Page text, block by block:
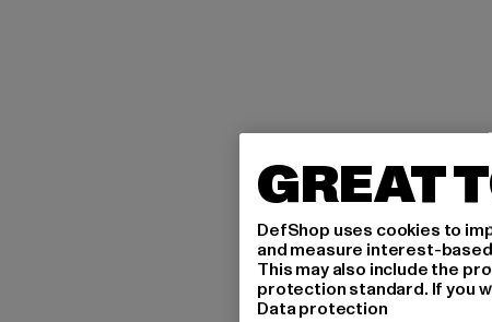
GREAT
DefShop uses cookies to
and measure interest-
This may also include the
protection standard. If you
Data protection